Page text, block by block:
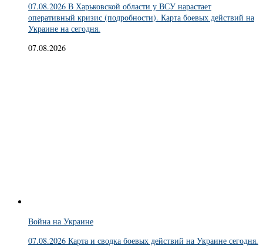
07.08.2026 В Харьковской области у ВСУ нарастает
оперативный кризис (подробности). Карта боевых действий на
Украине на сегодня.
07.08.2026
Война на Украине
07.08.2026 Карта и сводка боевых действий на Украине сегодня.